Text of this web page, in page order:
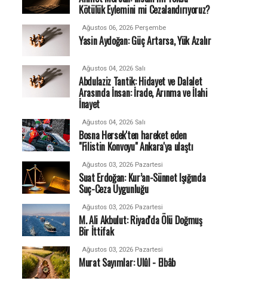
Kötülük Eylemini mi Cezalandırıyoruz?
Ağustos 06, 2026 Perşembe
Yasin Aydoğan: Güç Artarsa, Yük Azalır
Ağustos 04, 2026 Salı
Abdulaziz Tantik: Hidayet ve Dalalet
Arasında İnsan: İrade, Arınma ve İlahi
İnayet
Ağustos 04, 2026 Salı
Bosna Hersek'ten hareket eden
"Filistin Konvoyu" Ankara'ya ulaştı
Ağustos 03, 2026 Pazartesi
Suat Erdoğan: Kur’an-Sünnet Işığında
Suç-Ceza Uygunluğu
Ağustos 03, 2026 Pazartesi
M. Ali Akbulut: Riyad'da Ölü Doğmuş
Bir İttifak
Ağustos 03, 2026 Pazartesi
Murat Sayımlar: Ulûl - Elbâb